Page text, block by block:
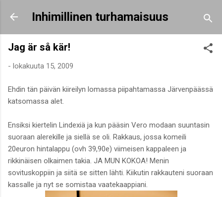
Siirry pääsisältöön
Inhimillinen turhamaisuus
Jag är så kär!
- lokakuuta 15, 2009
Ehdin tän päivän kiireilyn lomassa piipahtamassa Järvenpäässä
katsomassa alet.
Ensiksi kiertelin Lindexiä ja kun pääsin Vero modaan suuntasin
suoraan alerekille ja siellä se oli. Rakkaus, jossa komeili
20euron hintalappu (ovh 39,90e) viimeisen kappaleen ja
rikkinäisen olkaimen takia. JA MUN KOKOA! Menin
sovituskoppiin ja siitä se sitten lähti. Kiikutin rakkauteni suoraan
kassalle ja nyt se somistaa vaatekaappiani.